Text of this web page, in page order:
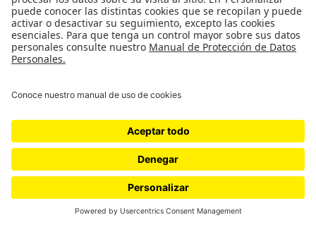
relación con accidentes de tránsito entre quienes
la consumen antes de manejar un automóvil. O, del
mismo modo, que entraña un riesgo alto de
generar, sobre todo entre los usuarios menores de
como la esquizofrenia u otras psicosis, como han
Archives of General Psychiatry, Schizophrenia
Bulletin y The Lancet.
Sin embargo, más allá de estos hallazgos, la
ciencia aún vive en el oscurantismo en materia
cannábica. Basta con dar una mirada a la academia